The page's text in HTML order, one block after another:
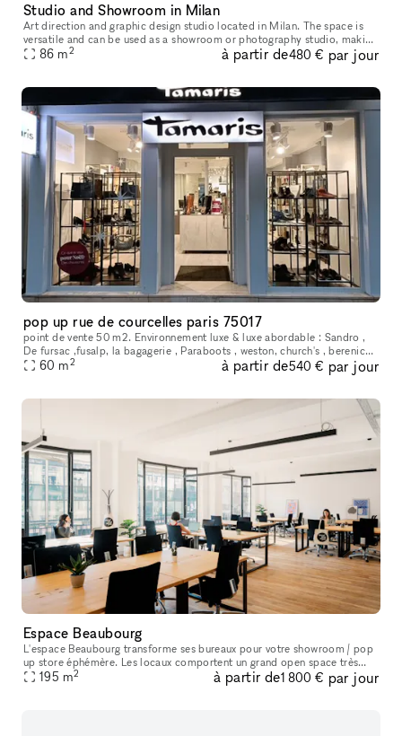
Studio and Showroom in Milan
Art direction and graphic design studio located in Milan. The space is
versatile and can be used as a showroom or photography studio, making
it perfect for various creative and professional needs. Al
86 m2 à partir de480 € par jour
pop up rue de courcelles paris 75017
point de vente 50 m2. Environnement luxe & luxe abordable : Sandro ,
De fursac ,fusalp, la bagagerie , Paraboots , weston, church's , berenice ,
Faguo, MAGE ....
60 m2 à partir de540 € par jour
Espace Beaubourg
L'espace Beaubourg transforme ses bureaux pour votre showroom / pop
up store éphémère. Les locaux comportent un grand open space très
lumineux, d'une zone de vie avec une cuisine et de 3 salles de r
195 m2 à partir de1 800 € par jour